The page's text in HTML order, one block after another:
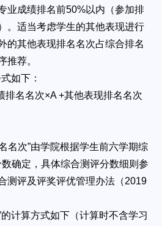
业成绩排名前50%以内（参加排
。适当考虑学生的其他表现进行
的其他表现排名名次占综合排名
推荐。
如下：
排名名次×A +其他表现排名名次
名次”由学院根据学生前六学期综
确定，具体综合测评分数细则参
测评及评奖评优管理办法（2019
的计算方式如下（计算时不含学习